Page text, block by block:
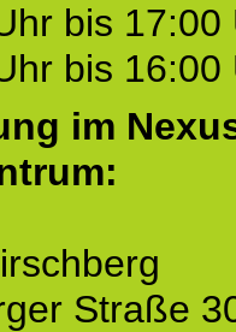
bis 17:00
bis 16:00
im
Straße